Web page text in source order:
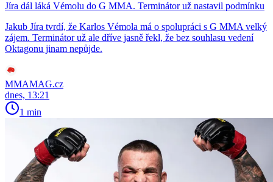
Jíra dál láká Vémolu do G MMA. Terminátor už nastavil podmínku
Jakub Jíra tvrdí, že Karlos Vémola má o spolupráci s G MMA velký
zájem. Terminátor už ale dříve jasně řekl, že bez souhlasu vedení
Oktagonu jinam nepůjde.
MMAMAG.cz
dnes, 13:21
1 min